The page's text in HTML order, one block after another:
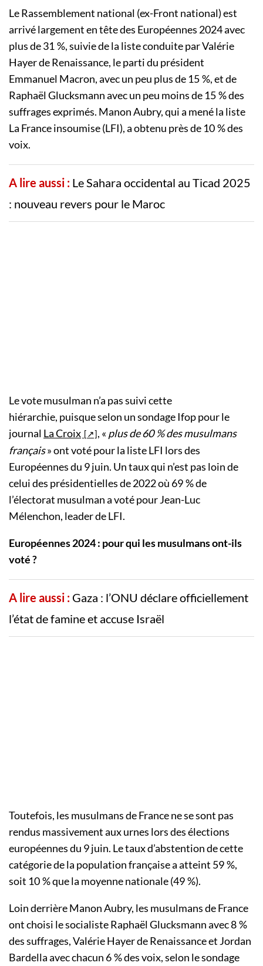
Le Rassemblement national (ex-Front national) est
arrivé largement en tête des Européennes 2024 avec
plus de 31 %, suivie de la liste conduite par Valérie
Hayer de Renaissance, le parti du président
Emmanuel Macron, avec un peu plus de 15 %, et de
Raphaël Glucksmann avec un peu moins de 15 % des
suffrages exprimés. Manon Aubry, qui a mené la liste
La France insoumise (LFI), a obtenu près de 10 % des
voix.
A lire aussi : Le Sahara occidental au Ticad 2025
: nouveau revers pour le Maroc
Le vote musulman n’a pas suivi cette
hiérarchie, puisque selon un sondage Ifop pour le
journal La Croix , « plus de 60 % des musulmans
français» ont voté pour la liste LFI lors des
Européennes du 9 juin. Un taux qui n’est pas loin de
celui des présidentielles de 2022 où 69 % de
l’électorat musulman a voté pour Jean-Luc
Mélenchon, leader de LFI.
Européennes 2024 : pour qui les musulmans ont-ils
voté ?
A lire aussi : Gaza : l’ONU déclare officiellement
l’état de famine et accuse Israël
Toutefois, les musulmans de France ne se sont pas
rendus massivement aux urnes lors des élections
européennes du 9 juin. Le taux d’abstention de cette
catégorie de la population française a atteint 59 %,
soit 10 % que la moyenne nationale (49 %).
Loin derrière Manon Aubry, les musulmans de France
ont choisi le socialiste Raphaël Glucksmann avec 8 %
des suffrages, Valérie Hayer de Renaissance et Jordan
Bardella avec chacun 6 % des voix, selon le sondage